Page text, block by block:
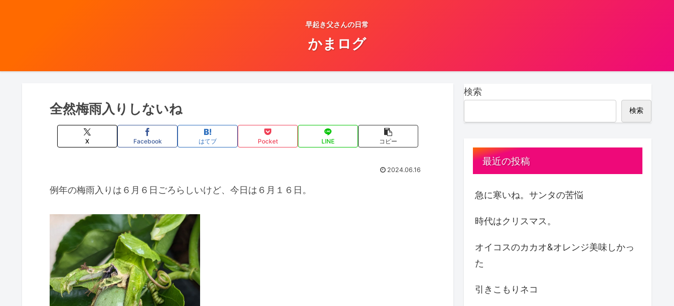
早起き父さんの日常
かまログ
全然梅雨入りしないね
X Facebook はてブ Pocket LINE コピー
2024.06.16
例年の梅雨入りは６月６日ごろらしいけど、今日は６月１６日。
検索
検索
最近の投稿
急に寒いね。サンタの苦悩
時代はクリスマス。
オイコスのカカオ&オレンジ美味しかっ
た
引きこもりネコ